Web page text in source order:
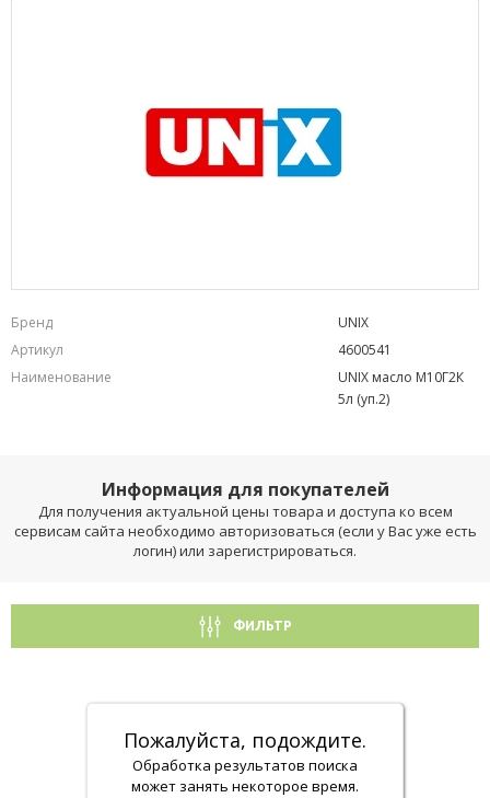
Бренд
UNIX
Артикул
4600541
Наименование
UNIX масло М10Г2К
5л (уп.2)
Информация для покупателей
Для получения актуальной цены товара и доступа ко всем
сервисам сайта необходимо авторизоваться (если у Вас уже есть
логин) или зарегистрироваться.
ФИЛЬТР
Пожалуйста, подождите.
Обработка результатов поиска
может занять некоторое время.